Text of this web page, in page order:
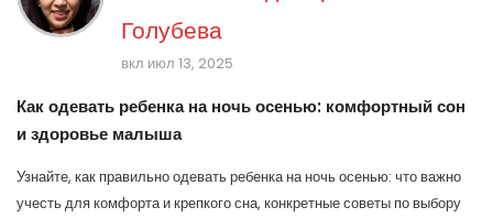
Голубева
вкл июл 13, 2025
Как одевать ребенка на ночь осенью: комфортный сон
и здоровье малыша
Узнайте, как правильно одевать ребенка на ночь осенью: что важно
учесть для комфорта и крепкого сна, конкретные советы по выбору